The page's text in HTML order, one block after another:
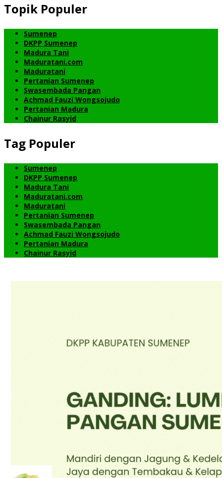
Topik Populer
Sumenep
DKPP Sumenep
Madura Tani
Maduratani.com
Maduratani
Pertanian Sumenep
Swasembada Pangan
Achmad Fauzi Wongsojudo
Pertanian Madura
Chainur Rasyid
Tag Populer
Sumenep
DKPP Sumenep
Madura Tani
Maduratani.com
Maduratani
Pertanian Sumenep
Swasembada Pangan
Achmad Fauzi Wongsojudo
Pertanian Madura
Chainur Rasyid